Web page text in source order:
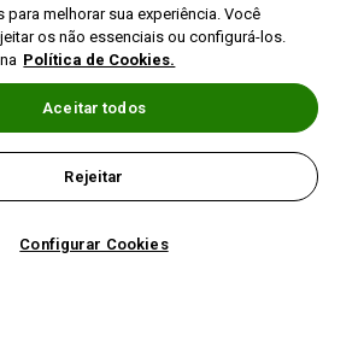
Política de Privacidade
Nestlé Nutrition & Health
melhorar sua experiência. Você
os não essenciais ou configurá-los.
Política de Cookies.
Configurar Cookies
Rejeitar
Aceitar todos